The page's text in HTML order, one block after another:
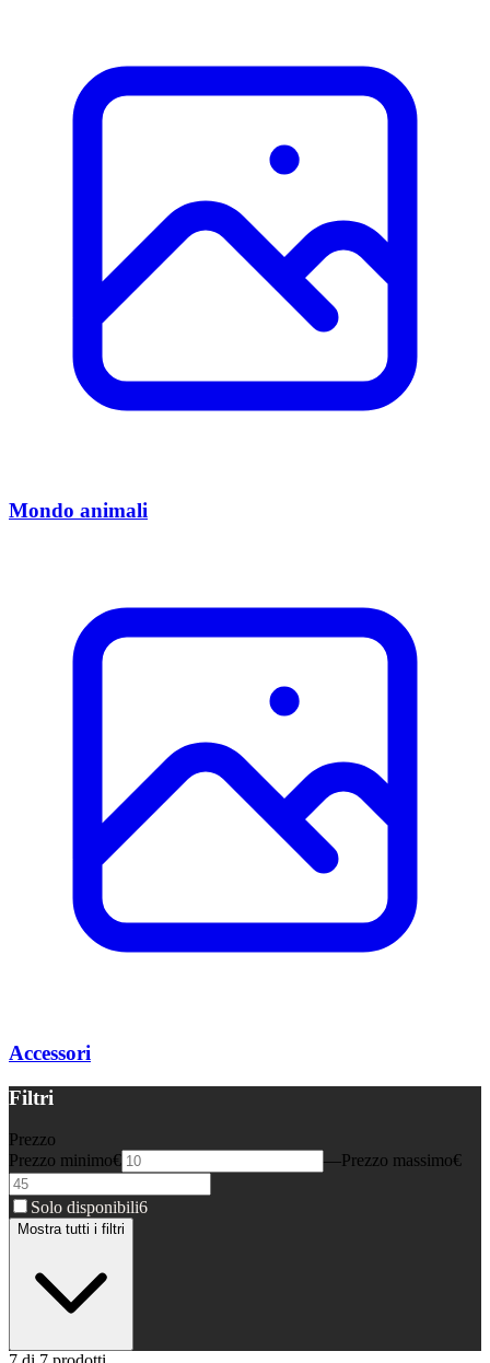
Mondo animali
Accessori
Filtri
Prezzo
Prezzo minimo€ —Prezzo massimo€
Solo disponibili6
Mostra tutti i filtri